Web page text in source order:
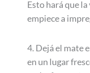
Esto hará que
empiece a
4. Dejá el mate
en un lugar